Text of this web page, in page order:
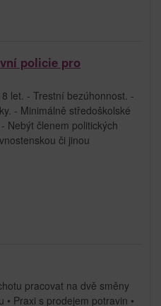
policie pro
let. - Trestní bezúhonnost. -
- Minimálně středoškolské
Nebýt členem politických
či jinou
pracovat na dvě směny
Praxi s prodejem potravin •